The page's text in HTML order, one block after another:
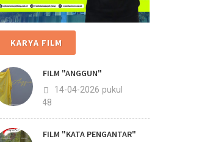
KARYA FILM
FILM "ANGGUN"
14-04-2026 pukul
07:48
FILM "KATA PENGANTAR"